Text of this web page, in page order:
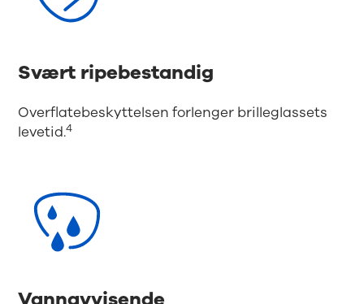
Svært ripebestandig
Overflatebeskyttelsen forlenger brilleglassets
levetid.4